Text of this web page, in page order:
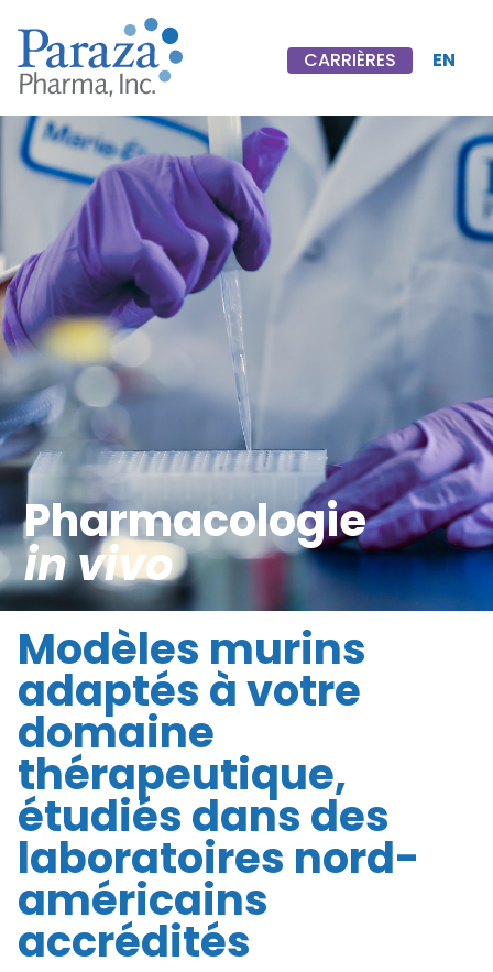
CARRIÈRES
EN
Pharmacologie
in vivo
Modèles murins
adaptés à votre
domaine
thérapeutique,
étudiés dans des
laboratoires nord-
américains
accrédités